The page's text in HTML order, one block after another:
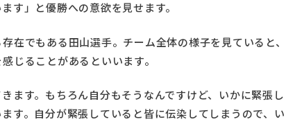
す」と優勝への意欲を見せます。
在でもある田山選手。チーム全体の様子を見ていると、
じることがあるといいます。
ます。もちろん自分もそうなんですけど、いかに緊張し
す。自分が緊張していると皆に伝染してしまうので、い